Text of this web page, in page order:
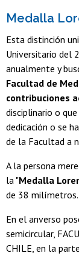
Medalla
Esta distinción
Universitario del
anualmente y
Facultad de
contribuciones
disciplinario o
dedicación o se
de la Facultad a
A la persona
la "Medalla
de 38 milímetros.
En el anverso
semicircular,
CHILE, en la